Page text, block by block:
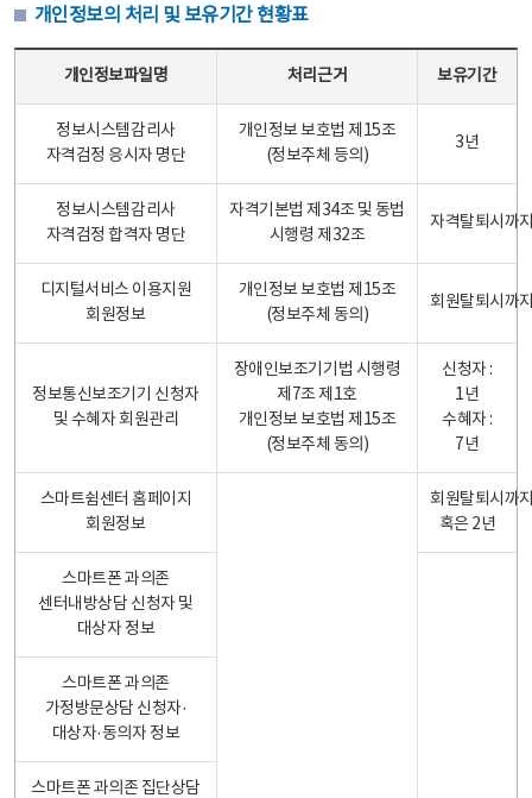
개인정보의 처리 및 보유기간 현황표
개인정보파일명 처리근거 보유기간
정보시스템감리사
자격검정 응시자 명단
개인정보 보호법 제15조
(정보주체 등의)
3년
정보시스템감리사
자격검정 합격자 명단
자격기본법 제34조 및 동법
시행령 제32조
자격탈퇴시까
디지털서비스 이용지원
회원정보
개인정보 보호법 제15조
(정보주체 동의)
회원탈퇴시까
정보통신보조기기 신청자
및 수혜자 회원관리
장애인보조기기법 시행령
제7조 제1호
개인정보 보호법 제15조
(정보주체 동의)
신청자 :
1년
수혜자 :
7년
스마트쉼센터 홈페이지
회원정보
회원탈퇴시까
혹은 2년
스마트폰 과의존
센터내방상담 신청자 및
대상자 정보
스마트폰 과의존
가정방문상담 신청자·
대상자·동의자 정보
스마트폰 과의존 집단상담